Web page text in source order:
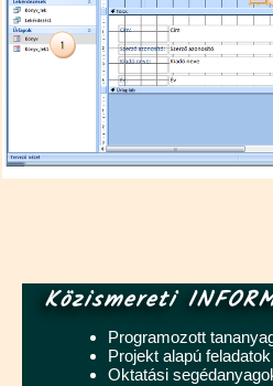
Közismereti
Programozott
Projekt alapú feladatok
Oktatási